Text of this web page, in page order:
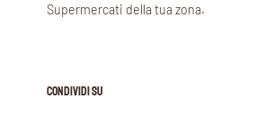
Supermercati della tua zona.
CONDIVIDI SU